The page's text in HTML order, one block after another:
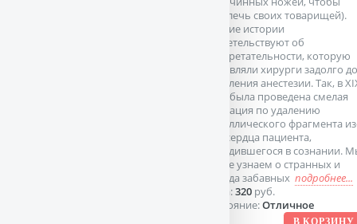
развлечь своих товарищей).
Другие истории
свидетельствуют об
изобретательности, которую
проявляли хирурги задолго до
появления анестезии. Так, в
веке была проведена смелая
операция по удалению
металлического фрагмента
под сердца пациента,
находившегося в сознании.
также узнаем о странных и
иногда забавных подробнее...
Цена:320руб.
Состояние:Отличное